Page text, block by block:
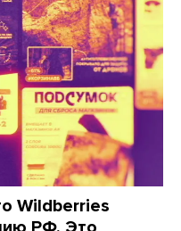
Wildberries